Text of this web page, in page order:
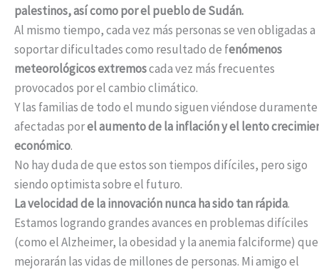
palestinos, así como por el pueblo de Sudán.
Al mismo tiempo, cada vez más personas se ven obligadas a
soportar dificultades como resultado de fenómenos
meteorológicos extremoscada vez más frecuentes
provocados por el cambio climático.
Y las familias de todo el mundo siguen viéndose duramente
afectadas porel aumento de la inflación y el lento
económico.
No hay duda de que estos son tiempos difíciles, pero sigo
siendo optimista sobre el futuro.
La velocidad de la innovación nunca ha sido tan rápida.
Estamos logrando grandes avances en problemas difíciles
(como el Alzheimer, la obesidad y la anemia falciforme) que
mejorarán las vidas de millones de personas. Mi amigo el